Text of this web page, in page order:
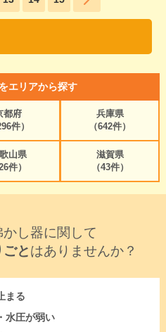
エリアから探す
都府
件）
兵庫県
（642件）
山県
件）
滋賀県
（43件）
し器に関して
とはありませんか？
まる
水圧が弱い